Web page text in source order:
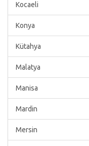
Kocaeli
Konya
Kütahya
Malatya
Manisa
Mardin
Mersin